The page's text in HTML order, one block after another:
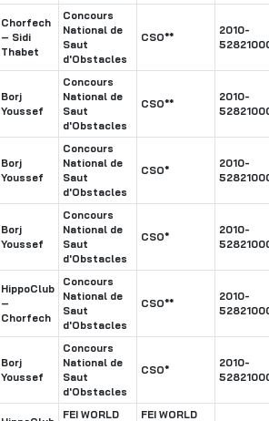
Chorfech
– Sidi
Thabet
Concours
National de
Saut
d'Obstacles
CSO**
2010-
Borj
Youssef
Concours
National de
Saut
d'Obstacles
CSO**
2010-
Borj
Youssef
Concours
National de
Saut
d'Obstacles
CSO*
2010-
Borj
Youssef
Concours
National de
Saut
d'Obstacles
CSO*
2010-
HippoClub
–
Chorfech
Concours
National de
Saut
d'Obstacles
CSO**
2010-
Borj
Youssef
Concours
National de
Saut
d'Obstacles
CSO*
2010-
FEI WORLD
FEI WORLD